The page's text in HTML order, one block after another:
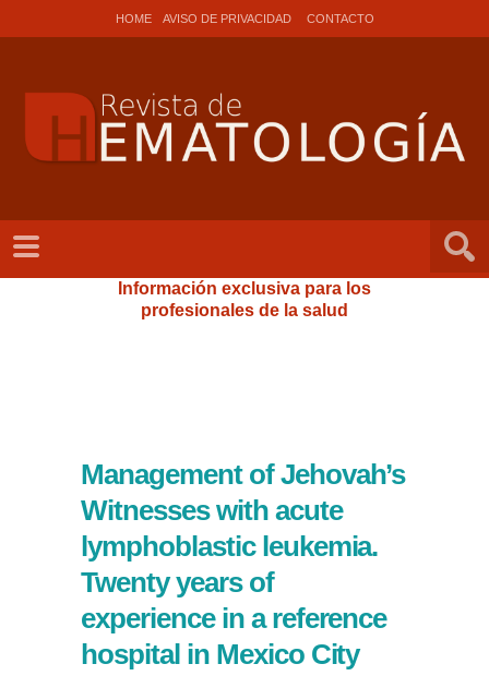
HOME AVISO DE PRIVACIDAD CONTACTO
Información exclusiva para los
profesionales de la salud
Management of Jehovah’s
Witnesses with acute
lymphoblastic leukemia.
Twenty years of
experience in a reference
hospital in Mexico City